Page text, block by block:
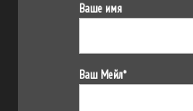
Ваше имя
Ваш Мейл*